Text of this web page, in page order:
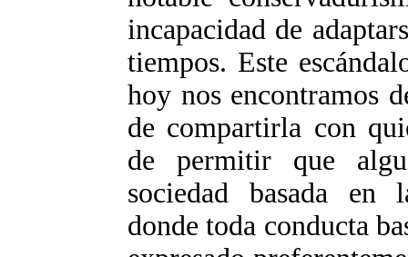
incapacidad de
tiempos. Este
hoy nos encontramos
de compartirla con
de permitir que
sociedad basada en
donde toda conducta